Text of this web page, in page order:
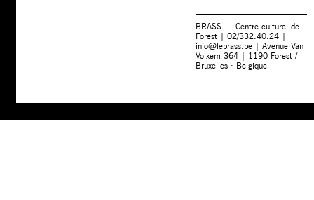
BRASS — Centre culturel de
Forest | 02/332.40.24 |
info@lebrass.be| Avenue Van
Volxem 364 | 1190 Forest /
Bruxelles · Belgique